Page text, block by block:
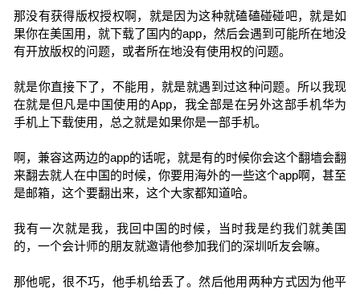
那没有获得版权授权啊，就是因为这种就磕磕碰碰吧，就是如
果你在美国用，就下载了国内的app，然后会遇到可能所在地没
有开放版权的问题，或者所在地没有使用权的问题。
就是你直接下了，不能用，就是就遇到过这种问题。所以我现
在就是但凡是中国使用的App，我全部是在另外这部手机华为
手机上下载使用，总之就是如果你是一部手机。
啊，兼容这两边的app的话呢，就是有的时候你会这个翻墙会翻
来翻去就人在中国的时候，你要用海外的一些这个app啊，甚至
是邮箱，这个要翻出来，这个大家都知道哈。
我有一次就是我，我回中国的时候，当时我是约我们就美国
的，一个会计师的朋友就邀请他参加我们的深圳听友会嘛。
那他呢，很不巧，他手机给丢了。然后他用两种方式因为他平